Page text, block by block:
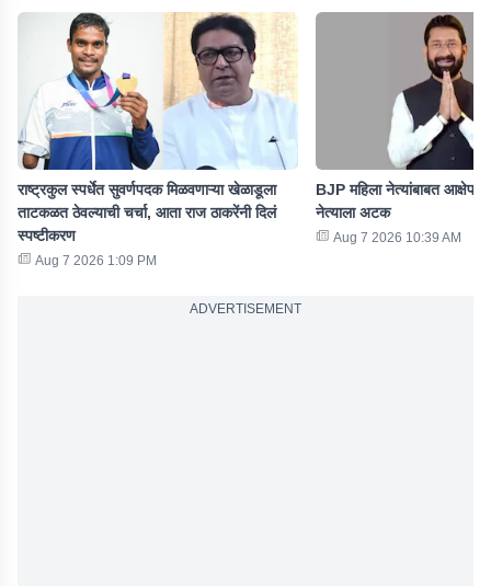
राष्ट्रकुल स्पर्धेत सुवर्णपदक मिळवणाऱ्या खेळाडूला
ताटकळत ठेवल्याची चर्चा, आता राज ठाकरेंनी दिलं
स्पष्टीकरण
Aug 7 2026 1:09 PM
BJP महिला नेत्यांबाबत
नेत्याला अटक
Aug 7 2026 10:39 AM
ADVERTISEMENT